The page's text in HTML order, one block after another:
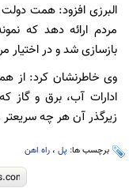
البرزی افزود: همت
مردم ارائه دهد که
بازسازی شد و در اختیار
وی خاطرنشان کرد: از
ادارات آب، برق و گاز
زیرگذر آن هر چه سریعتر
برچسب ها: پل ، راه اهن